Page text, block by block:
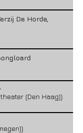
De Horde,
(Den Haag))